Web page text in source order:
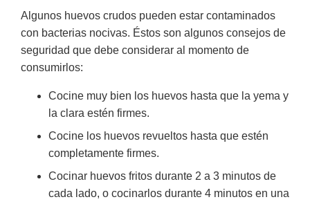
Algunos huevos crudos pueden estar contaminados
con bacterias nocivas. Éstos son algunos consejos de
seguridad que debe considerar al momento de
consumirlos:
Cocine muy bien los huevos hasta que la yema y
la clara estén firmes.
Cocine los huevos revueltos hasta que estén
completamente firmes.
Cocinar huevos fritos durante 2 a 3 minutos de
cada lado, o cocinarlos durante 4 minutos en una